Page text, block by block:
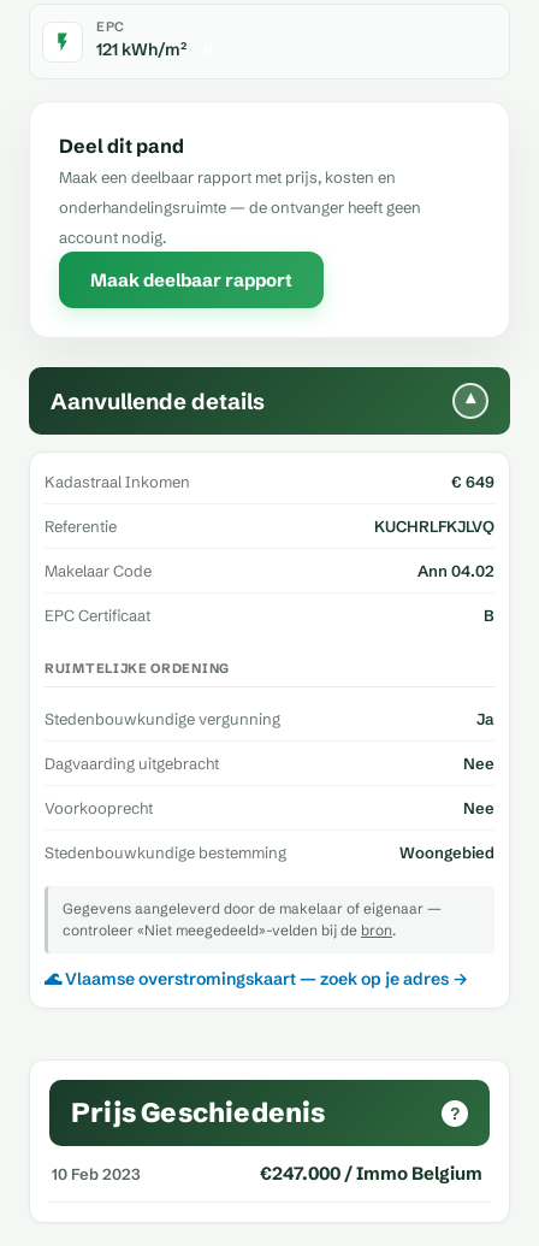
EPC
121 kWh/m²
Deel dit pand
Maak een deelbaar rapport met prijs, kosten en
onderhandelingsruimte — de ontvanger heeft geen
account nodig.
Maak deelbaar rapport
Aanvullende details ▾
Kadastraal Inkomen € 649
Referentie KUCHRLFKJLVQ
Makelaar Code Ann 04.02
EPC Certificaat B
RUIMTELIJKE ORDENING
Stedenbouwkundige vergunning Ja
Dagvaarding uitgebracht Nee
Voorkooprecht Nee
Stedenbouwkundige bestemming Woongebied
Gegevens aangeleverd door de makelaar of eigenaar —
controleer «Niet meegedeeld»-velden bij de bron.
🌊 Vlaamse overstromingskaart — zoek op je adres →
Prijs Geschiedenis ?
10 Feb 2023 €247.000 / Immo Belgium